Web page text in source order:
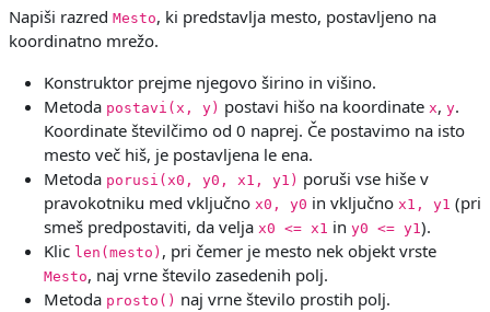
Napiši razred Mesto, ki predstavlja mesto, postavljeno na
koordinatno mrežo.
Konstruktor prejme njegovo širino in višino.
Metoda postavi(x, y) postavi hišo na koordinate x, y.
Koordinate številčimo od 0 naprej. Če postavimo na isto
mesto več hiš, je postavljena le ena.
Metoda porusi(x0, y0, x1, y1) poruši vse hiše v
pravokotniku med vključno x0, y0 in vključno x1, y1 (pri
smeš predpostaviti, da velja x0 <= x1 in y0 <= y1).
Klic len(mesto) , pri čemer je mesto nek objekt vrste
Mesto, naj vrne število zasedenih polj.
Metoda prosto() naj vrne število prostih polj.